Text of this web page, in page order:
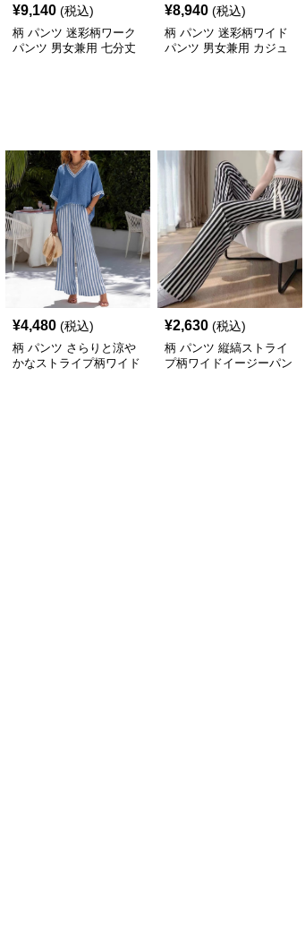
¥9,140 (税込)
柄 パンツ 迷彩柄ワーク
パンツ 男女兼用 七分丈
¥8,940 (税込)
柄 パンツ 迷彩柄ワイド
パンツ 男女兼用 カジュ
¥4,480 (税込)
柄 パンツ さらりと涼や
かなストライプ柄ワイド
¥2,630 (税込)
柄 パンツ 縦縞ストライ
プ柄ワイドイージーパン